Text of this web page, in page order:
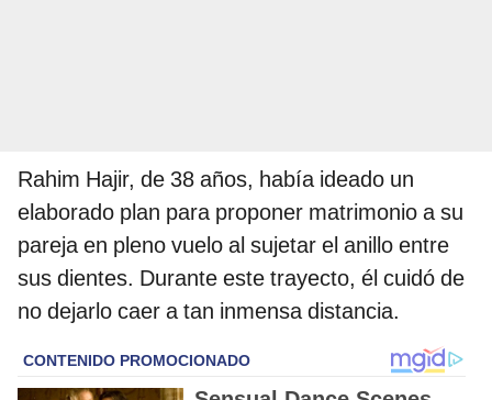
Rahim Hajir, de 38 años, había ideado un
elaborado plan para proponer matrimonio a su
pareja en pleno vuelo al sujetar el anillo entre
sus dientes. Durante este trayecto, él cuidó de
no dejarlo caer a tan inmensa distancia.